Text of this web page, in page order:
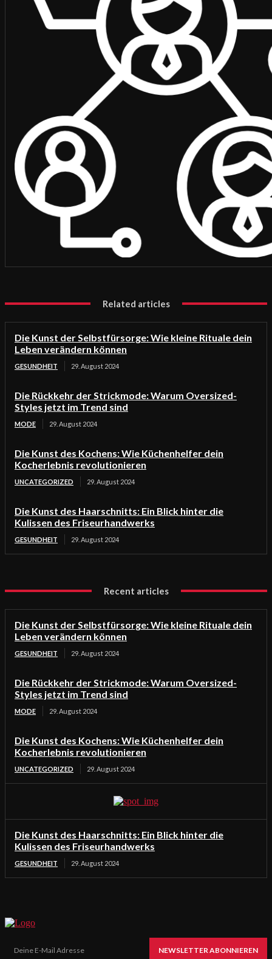
Related articles
Die Kunst der Selbstfürsorge: Wie kleine Rituale dein
Leben verändern können
GESUNDHEIT 29. August 2024
Die Rückkehr der Strickmode: Warum Oversized-
Styles jetzt im Trend sind
MODE 29. August 2024
Die Kunst des Kochens: Wie Küchenhelfer dein
Kocherlebnis revolutionieren
UNCATEGORIZED 29. August 2024
Die Kunst des Haarschnitts: Ein Blick hinter die
Kulissen des Friseurhandwerks
GESUNDHEIT 29. August 2024
Recent articles
Die Kunst der Selbstfürsorge: Wie kleine Rituale dein
Leben verändern können
GESUNDHEIT 29. August 2024
Die Rückkehr der Strickmode: Warum Oversized-
Styles jetzt im Trend sind
MODE 29. August 2024
Die Kunst des Kochens: Wie Küchenhelfer dein
Kocherlebnis revolutionieren
UNCATEGORIZED 29. August 2024
Die Kunst des Haarschnitts: Ein Blick hinter die
Kulissen des Friseurhandwerks
GESUNDHEIT 29. August 2024
NEWSLETTER ABONNIEREN